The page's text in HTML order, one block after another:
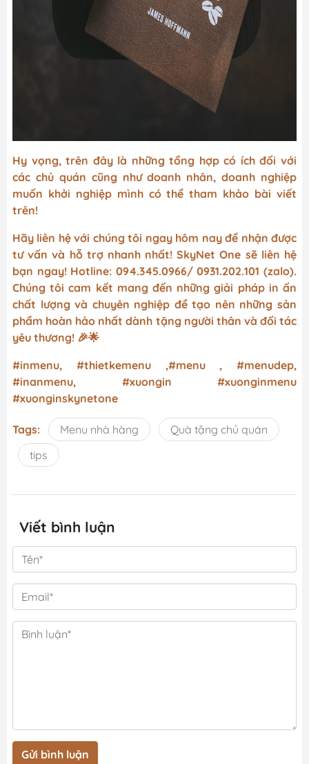
Hy vọng, trên đây là những tổng hợp có ích đối với
các chủ quán cũng như doanh nhân, doanh nghiệp
muốn khởi nghiệp mình có thể tham khảo bài viết
trên!
Hãy liên hệ với chúng tôi ngay hôm nay để nhận được
tư vấn và hỗ trợ nhanh nhất! SkyNet One sẽ liên hệ
bạn ngay! Hotline: 094.345.0966/ 0931.202.101 (zalo).
Chúng tôi cam kết mang đến những giải pháp in ấn
chất lượng và chuyên nghiệp để tạo nên những sản
phẩm hoàn hảo nhất dành tặng người thân và đối tác
yêu thương! 🎉🌟
#inmenu, #thietkemenu ,#menu , #menudep,
#inanmenu, #xuongin #xuonginmenu
#xuonginskynetone
Tags: Menu nhà hàng
Quà tặng chủ quán
tips
Viết bình luận
Gửi bình luận